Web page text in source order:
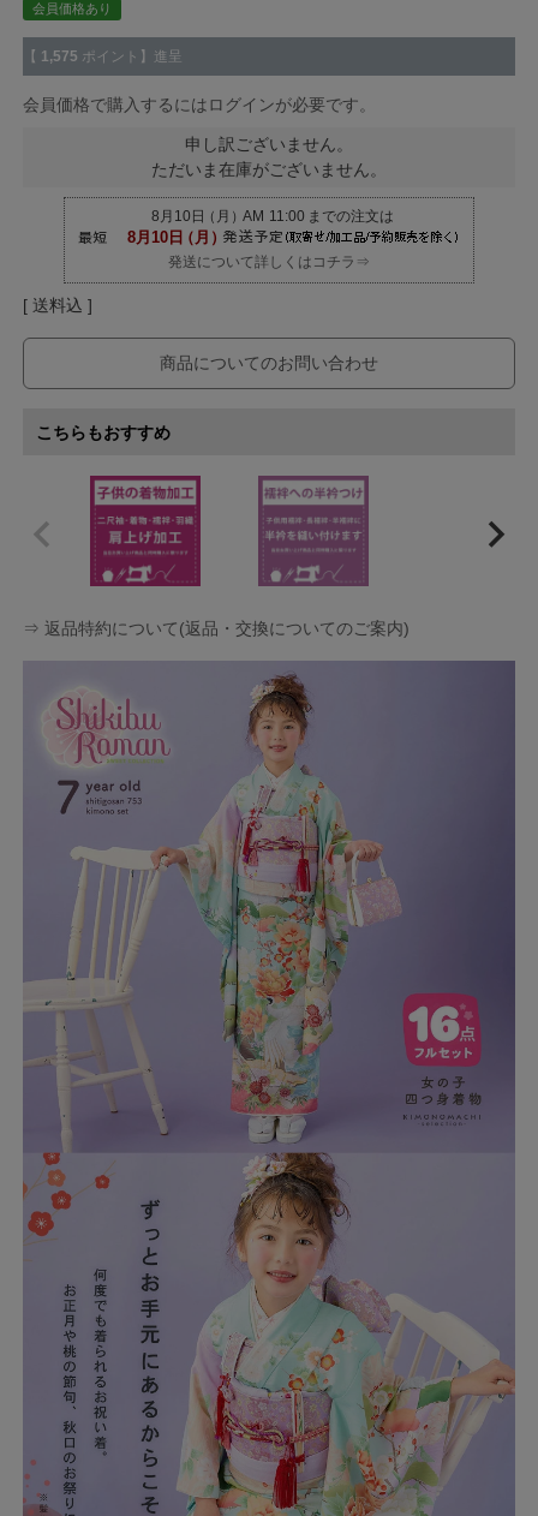
会員価格あり
【 1,575 ポイント】進呈
会員価格で購入するにはログインが必要です。
申し訳ございません。
ただいま在庫がございません。
発送について詳しくはコチラ⇒
送料込
商品についてのお問い合わせ
こちらもおすすめ
⇒ 返品特約について(返品・交換についてのご案内)